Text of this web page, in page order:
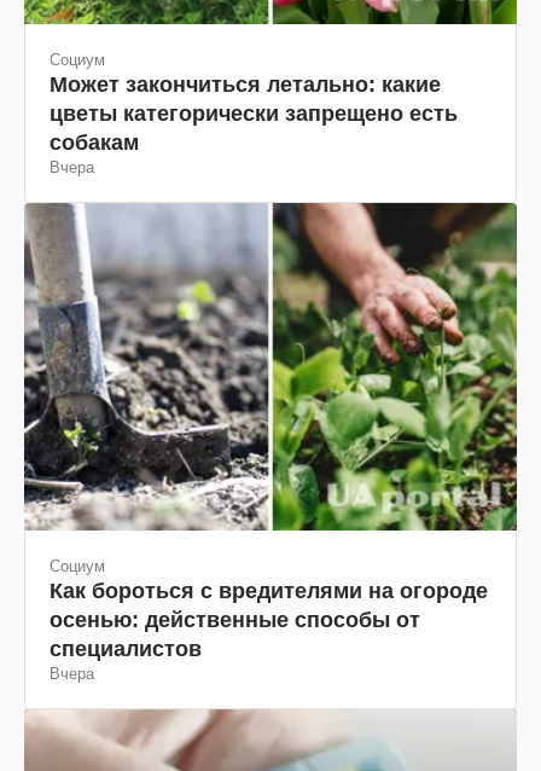
Социум
Может закончиться летально: какие
цветы категорически запрещено есть
собакам
Вчера
Социум
Как бороться с вредителями на огороде
осенью: действенные способы от
специалистов
Вчера